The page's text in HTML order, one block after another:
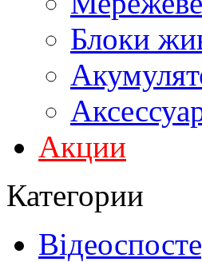
Блоки
Акции
Категории